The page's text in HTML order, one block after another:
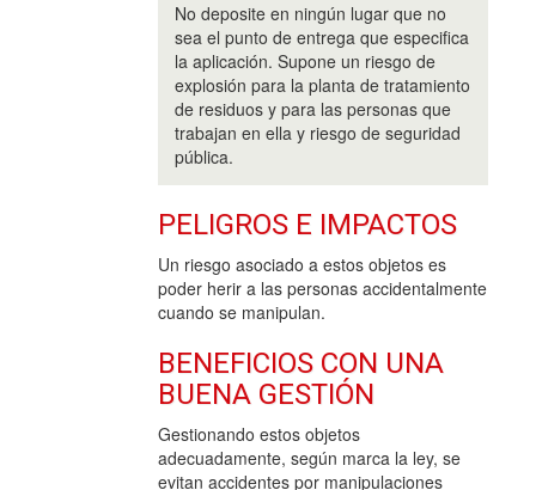
No deposite en ningún lugar que no
sea el punto de entrega que especifica
la aplicación. Supone un riesgo de
explosión para la planta de tratamiento
de residuos y para las personas que
trabajan en ella y riesgo de seguridad
pública.
PELIGROS E IMPACTOS
Un riesgo asociado a estos objetos es
poder herir a las personas accidentalmente
cuando se manipulan.
BENEFICIOS CON UNA
BUENA GESTIÓN
Gestionando estos objetos
adecuadamente, según marca la ley, se
evitan accidentes por manipulaciones